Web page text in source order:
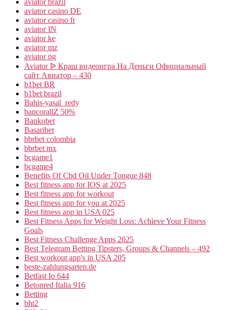
aviator brazil
aviator casino DE
aviator casino fr
aviator IN
aviator ke
aviator mz
aviator ng
Aviator ᐉ Краш видеоигра На Деньги Официальный
сайт Авиатор – 430
b1bet BR
b1bet brazil
Bahis-yasal_redy
bancorallZ 50%
Bankobet
Basaribet
bbrbet colombia
bbrbet mx
bcgame1
bcgame4
Benefits Of Cbd Oil Under Tongue 848
Best fitness app for IOS at 2025
Best fitness app for workout
Best fitness app for you at 2025
Best fitness app in USA 025
Best Fitness Apps for Weight Loss: Achieve Your Fitness
Goals
Best Fitness Challenge Apps 2025
Best Telegram Betting Tipsters, Groups & Channels – 492
Best workout app's in USA 205
beste-zahlungsarten.de
Betfast Io 644
Betonred Italia 916
Betting
bht2